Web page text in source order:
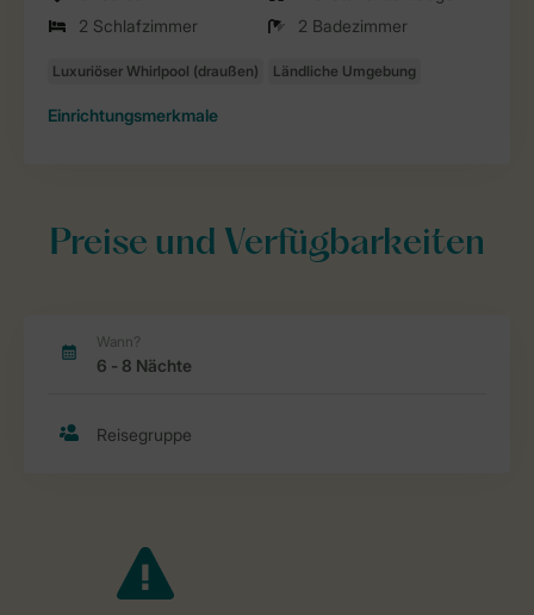
2 Schlafzimmer
2 Badezimmer
Einrichtungsmerkmale
Preise und Verfügbarkeiten